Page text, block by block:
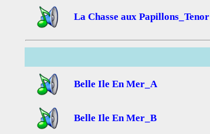
La Chasse aux Papillons_Tenor
Belle Ile En Mer_A
Belle Ile En Mer_B